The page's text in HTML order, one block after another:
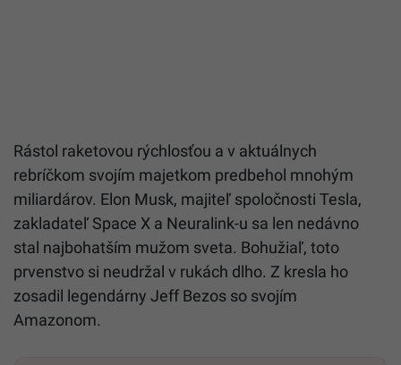
Rástol raketovou rýchlosťou a v aktuálnych
rebríčkom svojím majetkom predbehol mnohým
miliardárov. Elon Musk, majiteľ spoločnosti Tesla,
zakladateľ Space X a Neuralink-u sa len nedávno
stal najbohatším mužom sveta. Bohužiaľ, toto
prvenstvo si neudržal v rukách dlho. Z kresla ho
zosadil legendárny Jeff Bezos so svojím
Amazonom.